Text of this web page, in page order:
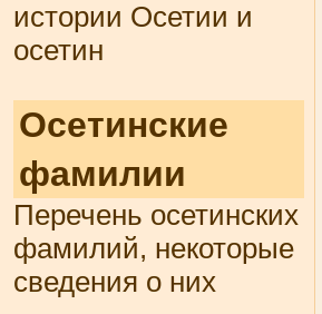
истории Осетии и
осетин
Осетинские
фамилии
Перечень осетинских
фамилий, некоторые
сведения о них